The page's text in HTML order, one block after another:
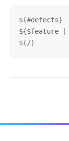
${#defects}
${$feature
${/}